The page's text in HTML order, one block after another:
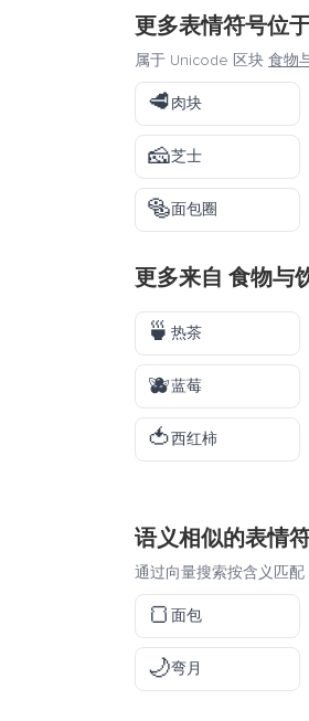
更多表情符号位
属于 Unicode 区块 食物
🥩肉块
🧀芝士
🥯面包圈
更多来自 食物与
🍵 热茶
🫐蓝莓
🍅西红柿
语义相似的表情
通过向量搜索按含义匹
🍞 面包
🌙弯月